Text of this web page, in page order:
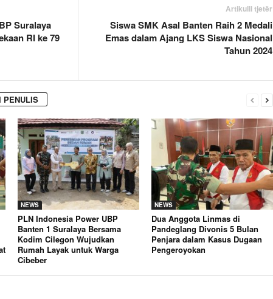
Suralaya
RI ke 79
Artikulli tjetër
Siswa SMK Asal Banten Raih 2 Medali
Emas dalam Ajang LKS Siswa Nasional
Tahun 2024
PENULIS
NEWS
PLN Indonesia Power UBP
Banten 1 Suralaya Bersama
Kodim Cilegon Wujudkan
Rumah Layak untuk Warga
Cibeber
NEWS
Dua Anggota Linmas di
Pandeglang Divonis 5 Bulan
Penjara dalam Kasus Dugaan
Pengeroyokan